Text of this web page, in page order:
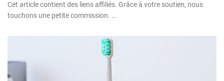
Cet article contient des liens affiliés. Grâce à votre soutien, nous
touchons une petite commission. …